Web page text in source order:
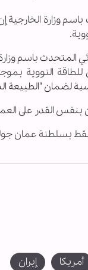
وزارة الخارجية
المتحدث باسم
للطاقة النووية
لضمان "الطبيعة
القدر على
بسلطنة عمان جولة
أمريكا إيران